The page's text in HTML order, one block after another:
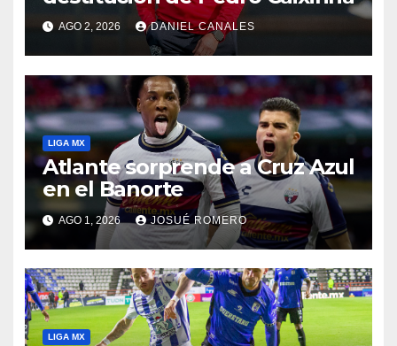
AGO 2, 2026 DANIEL CANALES
LIGA MX
Atlante sorprende a Cruz Azul
en el Banorte
AGO 1, 2026 JOSUÉ ROMERO
LIGA MX